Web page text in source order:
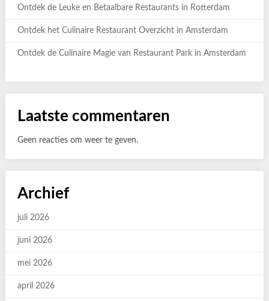
Ontdek de Leuke en Betaalbare Restaurants in Rotterdam
Ontdek het Culinaire Restaurant Overzicht in Amsterdam
Ontdek de Culinaire Magie van Restaurant Park in Amsterdam
Laatste commentaren
Geen reacties om weer te geven.
Archief
juli 2026
juni 2026
mei 2026
april 2026